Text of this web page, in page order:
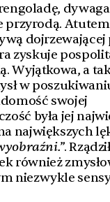
dojrzewającej
zyskuje
Wyjątkowa, a
w
swojej
była jej
największych
”.
również
niezwykle